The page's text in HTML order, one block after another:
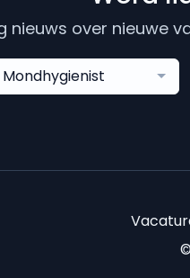
nieuws over nieuwe
Mondhygienist